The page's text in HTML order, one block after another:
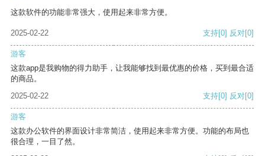
这款软件的功能非常强大，使用起来非常方便。
2025-02-22 支持[0] 反对[0]
游客
这款app是我购物的得力助手，让我能够找到最优惠的价格，买到最合适
的商品。
2025-02-22
支持[0] 反对[0]
游客
这款办公软件的界面设计非常简洁，使用起来非常方便。功能的布局也
很合理，一目了然。